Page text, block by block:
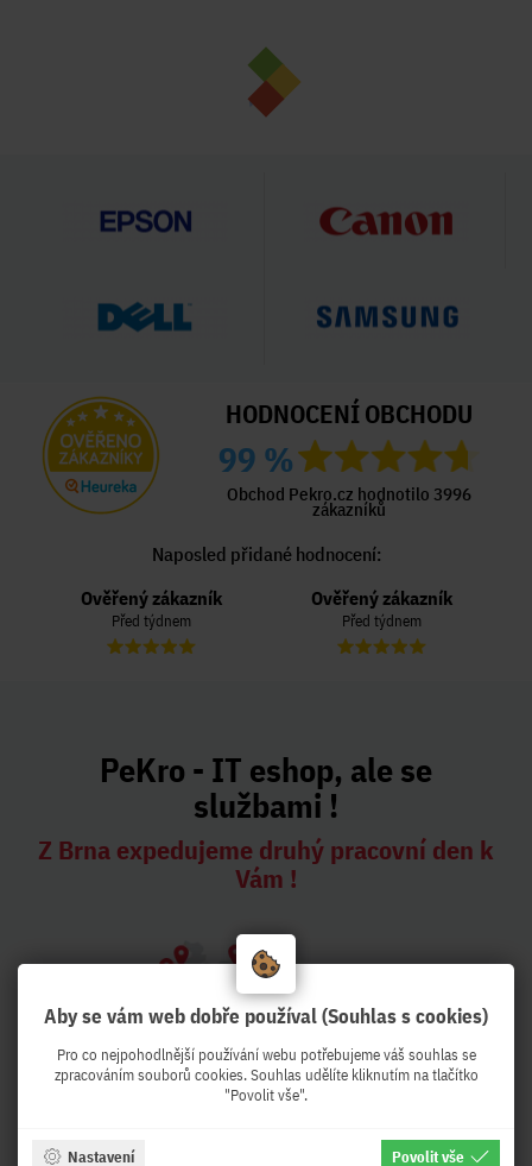
HODNOCENÍ OBCHODU
99 %
Obchod Pekro.cz hodnotilo 3996
zákazníků
Naposled přidané hodnocení:
Ověřený zákazník
Před týdnem
Ověřený zákazník
Před týdnem
PeKro - IT eshop, ale se
službami !
Z Brna expedujeme druhý pracovní den k
Vám !
Aby se vám web dobře používal (Souhlas s cookies)
Pro co nejpohodlnější používání webu potřebujeme váš souhlas se
zpracováním souborů cookies. Souhlas udělíte kliknutím na tlačítko
"Povolit vše".
Nastavení Povolit vše